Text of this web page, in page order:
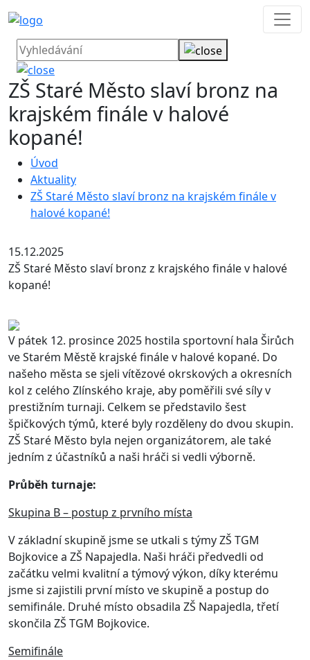
ZŠ Staré Město slaví bronz na
krajském finále v halové
kopané!
Úvod
Aktuality
ZŠ Staré Město slaví bronz na krajském finále v
halové kopané!
15.12.2025
ZŠ Staré Město slaví bronz z krajského finále v halové
kopané!
V pátek 12. prosince 2025 hostila sportovní hala Širůch
ve Starém Městě krajské finále v halové kopané. Do
našeho města se sjeli vítězové okrskových a okresních
kol z celého Zlínského kraje, aby poměřili své síly v
prestižním turnaji. Celkem se představilo šest
špičkových týmů, které byly rozděleny do dvou skupin.
ZŠ Staré Město byla nejen organizátorem, ale také
jedním z účastníků a naši hráči si vedli výborně.
Průběh turnaje:
Skupina B – postup z prvního místa
V základní skupině jsme se utkali s týmy ZŠ TGM
Bojkovice a ZŠ Napajedla. Naši hráči předvedli od
začátku velmi kvalitní a týmový výkon, díky kterému
jsme si zajistili první místo ve skupině a postup do
semifinále. Druhé místo obsadila ZŠ Napajedla, třetí
skončila ZŠ TGM Bojkovice.
Semifinále